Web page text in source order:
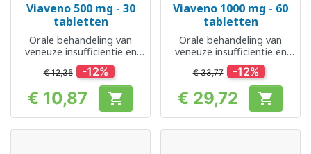
Viaveno 500 mg - 30
tabletten
Orale behandeling van
veneuze insufficiëntie en
aambeien
€ 12,35 -12%
Prijs
€ 10,87 
Viaveno 1000 mg - 60
tabletten
Orale behandeling van
veneuze insufficiëntie en
aambeien
€ 33,77 -12%
Prijs
€ 29,72 